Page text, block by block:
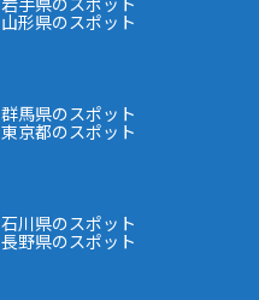
山形県のスポット
群馬県のスポット
東京都のスポット
石川県のスポット
長野県のスポット